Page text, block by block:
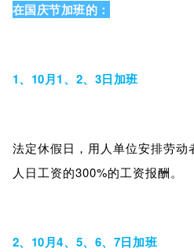
在国庆节加班的：
1、10月1、2、3日加班
法定休假日，用人单位安排劳
人日工资的300%的工资报酬。
2、10月4、5、6、7日加班